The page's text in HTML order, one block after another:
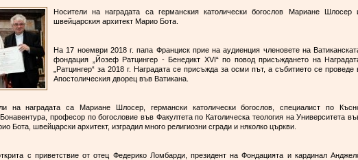
Носители на наградата са германския католически богослов Мариане Шлосер
швейцарския архитект Марио Бота.
На 17 ноември 2018 г. папа Франциск прие на аудиенция членовете на
фондация „Йозеф Ратцингер - Бенедикт XVI“ по повод присъждането на
„Ратцингер“ за 2018 г. Наградата се присъжда за осми път, а събитието се проведе
Апостолическия дворец във Ватикана.
на наградата са Мариане Шлосер, германски католически богослов, специалист по
професор по богословие във Факултета по Католическа теология на Университета
Бота, швейцарски архитект, изградил много религиозни сгради и няколко църкви.
с приветствие от отец Федерико Ломбарди, президент на Фондацията и кардинал